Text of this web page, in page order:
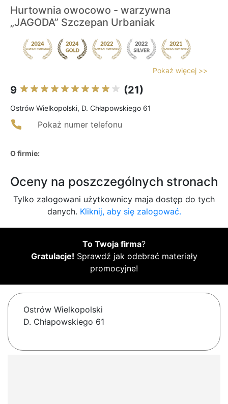
Hurtownia owocowo - warzywna
„JAGODA” Szczepan Urbaniak
Pokaż więcej >>
9 (21)
Ostrów Wielkopolski, D. Chłapowskiego 61
Pokaż numer telefonu
O firmie:
Oceny na poszczególnych stronach
Tylko zalogowani użytkownicy maja dostęp do tych
danych. Kliknij, aby się zalogować.
To Twoja firma?
Gratulacje! Sprawdź jak odebrać materiały
promocyjne!
Ostrów Wielkopolski
D. Chłapowskiego 61